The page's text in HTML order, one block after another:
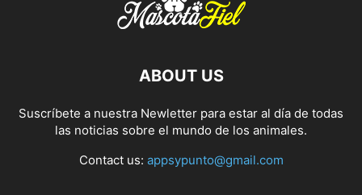
ABOUT US
Suscríbete a nuestra Newletter para estar al día de todas
las noticias sobre el mundo de los animales.
Contact us: appsypunto@gmail.com